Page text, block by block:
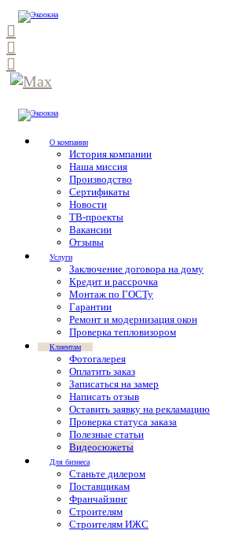
О компании
История компании
Наша миссия
Производство
Сертификаты
Новости
ТВ-проекты
Вакансии
Отзывы
Услуги
Заключение договора на дому
Кредит и рассрочка
Монтаж по ГОСТу
Гарантии
Ремонт и модернизация окон
Проверка тепловизором
Клиентам
Фотогалерея
Оплатить заказ
Записаться на замер
Написать отзыв
Оставить заявку на рекламацию
Проверка статуса заказа
Полезные статьи
Видеосюжеты
Для бизнеса
Станьте дилером
Поставщикам
Франчайзинг
Строителям
Строителям ИЖС